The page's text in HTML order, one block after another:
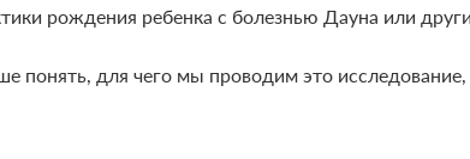
рождения ребенка с болезнью Дауна или
для чего мы проводим это